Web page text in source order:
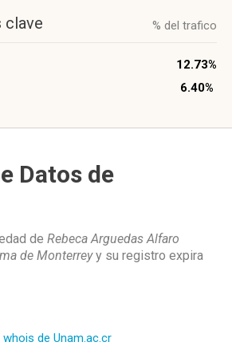
clave % del trafico
12.73%
6.40%
Datos de
de Rebeca Arguedas Alfaro
de Monterreyy su registro expira
de Unam.ac.cr